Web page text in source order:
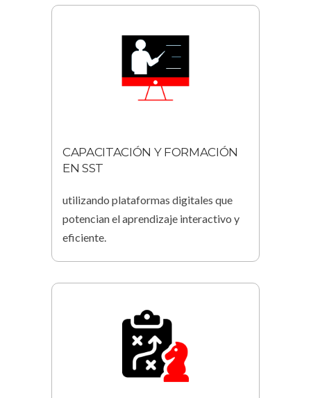
CAPACITACIÓN Y FORMACIÓN
EN SST
utilizando plataformas digitales que
potencian el aprendizaje interactivo y
eficiente.